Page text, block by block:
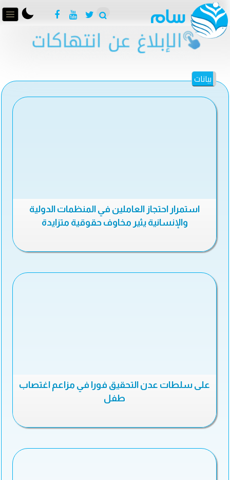
بيانات
استمرار احتجاز العاملين في المنظمات الدولية
والإنسانية يثير مخاوف حقوقية متزايدة
على سلطات عدن التحقيق فورا في مزاعم اغتصاب
طفل